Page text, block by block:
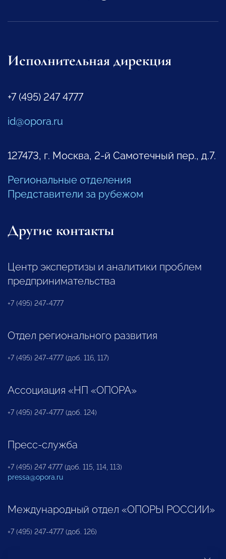
Исполнительная дирекция
+7 (495) 247 4777
id@opora.ru
127473, г. Москва, 2-й Самотечный пер., д.7.
Региональные отделения
Представители за рубежом
Другие контакты
Центр экспертизы и аналитики проблем
предпринимательства
+7 (495) 247-4777
Отдел регионального развития
+7 (495) 247-4777 (доб. 116, 117)
Ассоциация «НП «ОПОРА»
+7 (495) 247-4777 (доб. 124)
Пресс-служба
+7 (495) 247 4777 (доб. 115, 114, 113)
pressa@opora.ru
Международный отдел «ОПОРЫ РОССИИ»
+7 (495) 247-4777 (доб. 126)